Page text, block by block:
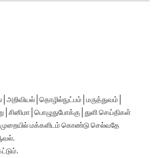
அறிவியல் | தொழில்நுட்பம் | மருத்துவம் |
| சினிமா | பொழுதுபோக்கு | துளி செய்திகள்
மக்களிடம் கொண்டு செல்வதே